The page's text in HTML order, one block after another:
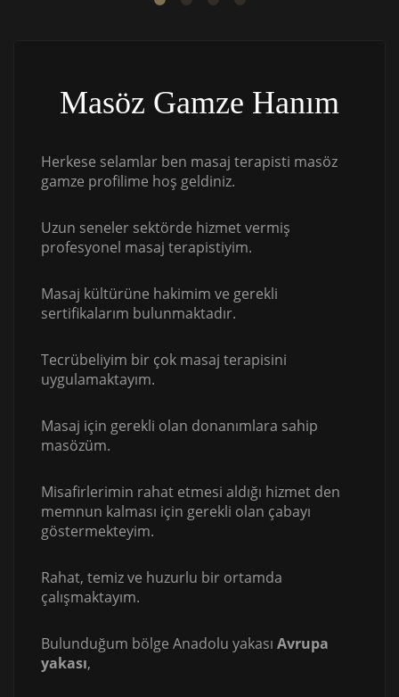
Masöz Gamze Hanım
Herkese selamlar ben masaj terapisti masöz
gamze profilime hoş geldiniz.
Uzun seneler sektörde hizmet vermiş
profesyonel masaj terapistiyim.
Masaj kültürüne hakimim ve gerekli
sertifikalarım bulunmaktadır.
Tecrübeliyim bir çok masaj terapisini
uygulamaktayım.
Masaj için gerekli olan donanımlara sahip
masözüm.
Misafirlerimin rahat etmesi aldığı hizmet den
memnun kalması için gerekli olan çabayı
göstermekteyim.
Rahat, temiz ve huzurlu bir ortamda
çalışmaktayım.
Bulunduğum bölge Anadolu yakası Avrupa
yakası,